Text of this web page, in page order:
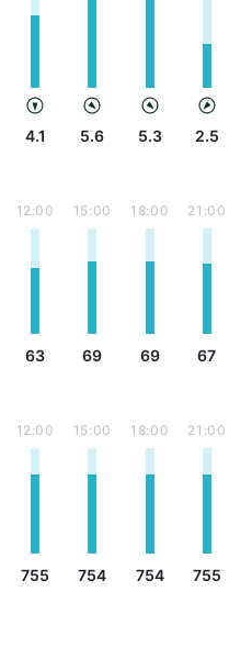
4.1 5.6 5.3 2.5
12:00
63
15:00
69
18:00
69
21:00
67
12:00
755
15:00
754
18:00
754
21:00
755